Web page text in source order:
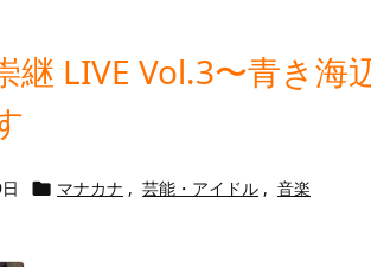
継 LIVE Vol.3〜青き
 マナカナ , 芸能・アイドル , 音楽